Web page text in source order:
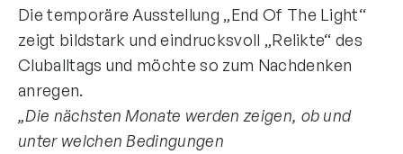
Die temporäre Ausstellung „End Of The Light“
zeigt bildstark und eindrucksvoll „Relikte“ des
Cluballtags und möchte so zum Nachdenken
anregen.
„Die nächsten Monate werden zeigen, ob und
unter welchen Bedingungen